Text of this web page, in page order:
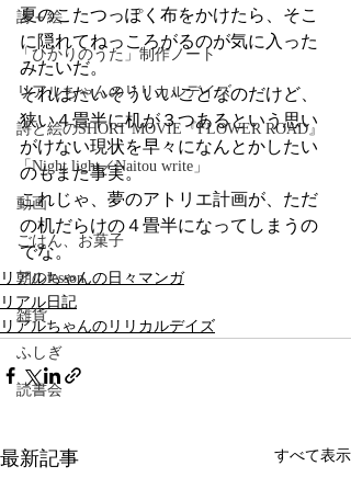
詩＋絵
「ひかりのうた」制作ノート
リアルちゃんのリリカルデイズ
詩と絵のSHORT MOVIE『FLOWER ROAD』
「Night light／Naitou write」
動画
ごはん、お菓子
朝のlesson
雑貨
ふしぎ
読書会
夏のこたつっぽく布をかけたら、そこ
に隠れてねっころがるのが気に入った
みたいだ。
それはたいそういいことなのだけど、
狭い４畳半に机が３つあるという思い
がけない現状を早々になんとかしたい
のもまた事実。
これじゃ、夢のアトリエ計画が、ただ
の机だらけの４畳半になってしまうの
でな。
リアルちゃんの日々マンガ
リアル日記
リアルちゃんのリリカルデイズ
最新記事 すべて表示